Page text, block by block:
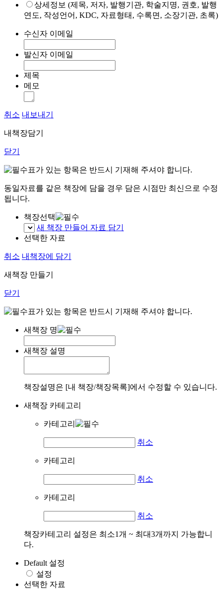
상세정보 (제목, 저자, 발행기관, 학술지명, 권호, 발행
연도, 작성언어, KDC, 자료형태, 수록면, 소장기관, 초록)
수신자 이메일
발신자 이메일
제목
메모
취소 내보내기
내책장담기
닫기
표가 있는 항목은 반드시 기재해 주셔야 합니다.
동일자료를 같은 책장에 담을 경우 담은 시점만 최신으로 수정
됩니다.
책장선택
새 책장 만들어 자료 담기
선택한 자료
취소 내책장에 담기
새책장 만들기
닫기
표가 있는 항목은 반드시 기재해 주셔야 합니다.
새책장 명
새책장 설명
책장설명은 [내 책장/책장목록]에서 수정할 수 있습니다.
새책장 카테고리
카테고리
취소
카테고리
취소
카테고리
취소
책장카테고리 설정은 최소1개 ~ 최대3개까지 가능합니
다.
Default 설정
설정
선택한 자료